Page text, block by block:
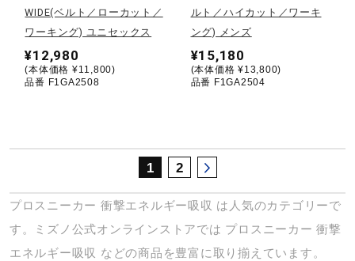
WIDE(ベルト／ローカット／
ワーキング) ユニセックス
¥12,980
(本体価格 ¥11,800)
品番 F1GA2508
ルト／ハイカット／ワーキ
ング) メンズ
¥15,180
(本体価格 ¥13,800)
品番 F1GA2504
1 2
プロスニーカー 衝撃エネルギー吸収 は人気のカテゴリーで
す。ミズノ公式オンラインストアでは プロスニーカー 衝撃
エネルギー吸収 などの商品を豊富に取り揃えています。